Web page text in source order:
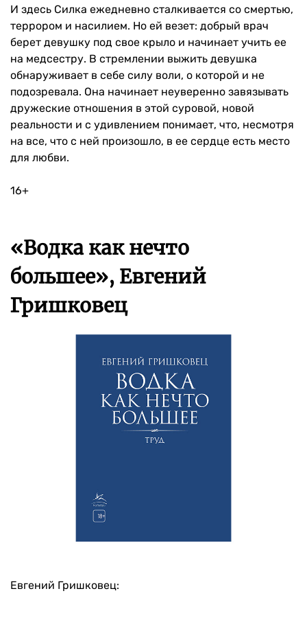
И здесь Силка ежедневно сталкивается со смертью,
террором и насилием. Но ей везет: добрый врач
берет девушку под свое крыло и начинает учить ее
на медсестру. В стремлении выжить девушка
обнаруживает в себе силу воли, о которой и не
подозревала. Она начинает неуверенно завязывать
дружеские отношения в этой суровой, новой
реальности и с удивлением понимает, что, несмотря
на все, что с ней произошло, в ее сердце есть место
для любви.
16+
«Водка как нечто
большее», Евгений
Гришковец
Евгений Гришковец: